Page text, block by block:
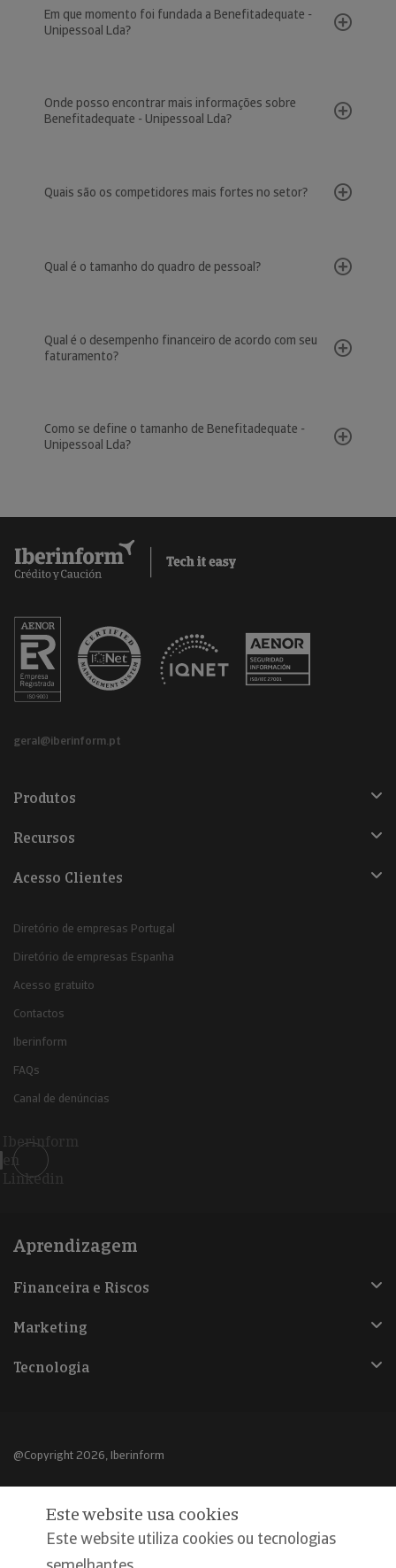
Em que momento foi fundada a Benefitadequate -
Unipessoal Lda?
Onde posso encontrar mais informações sobre
Benefitadequate - Unipessoal Lda?
Quais são os competidores mais fortes no setor?
Qual é o tamanho do quadro de pessoal?
Qual é o desempenho financeiro de acordo com seu
faturamento?
Como se define o tamanho de Benefitadequate -
Unipessoal Lda?
geral@iberinform.pt
Produtos
Recursos
Acesso Clientes
Diretório de empresas Portugal
Diretório de empresas Espanha
Acesso gratuito
Contactos
Iberinform
FAQs
Canal de denúncias
Iberinform
en
Linkedin
Aprendizagem
Financeira e Riscos
Marketing
Tecnologia
@Copyright 2026, Iberinform
Declaração de privacidade
Este website usa cookies
Este website utiliza cookies ou tecnologias